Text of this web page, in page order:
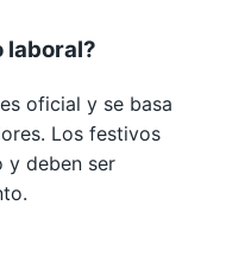
laboral?
oficial y se basa
Los festivos
y deben ser